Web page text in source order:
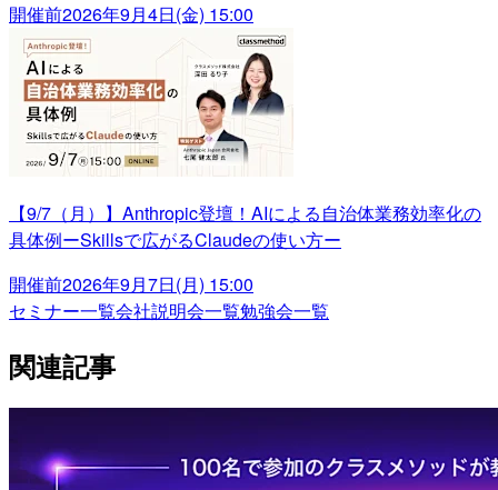
開催前2026年9月4日(金) 15:00
【9/7（月）】Anthropic登壇！AIによる自治体業務効率化の
具体例ーSkillsで広がるClaudeの使い方ー
開催前2026年9月7日(月) 15:00
セミナー一覧会社説明会一覧勉強会一覧
関連記事